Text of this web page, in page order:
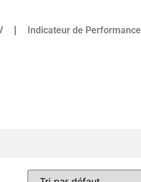
Indicateur de Performance